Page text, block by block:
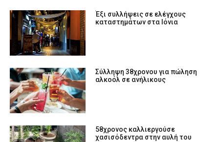
Έξι συλλήψεις σε ελέγχους
καταστημάτων στα Ιόνια
Σύλληψη 38χρονου για πώληση
αλκοόλ σε ανήλικους
58χρονος καλλιεργούσε
χασισόδεντρα στην αυλή του